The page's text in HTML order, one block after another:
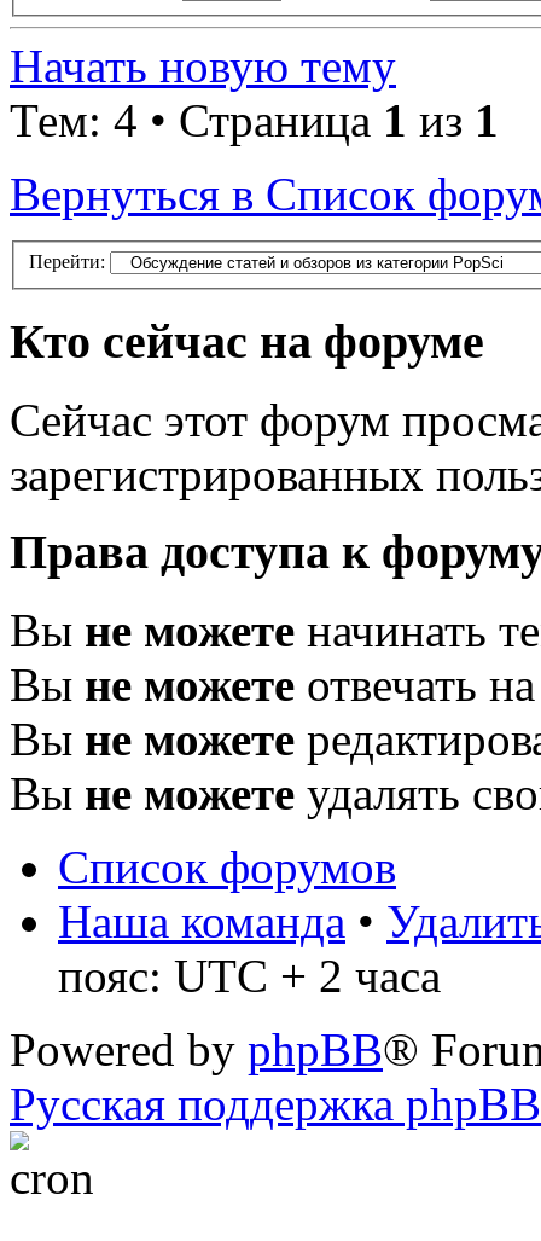
Начать новую тему
Тем: 4 • Страница 1 из 1
Вернуться в Список
Перейти:
Кто сейчас на форуме
Сейчас этот форум
зарегистрированных
Права доступа к
Вы не можете начинать
Вы не можете отвечать
Вы не можете
Вы не можете удалять
Список форумов
Наша команда •
пояс: UTC + 2 часа
Powered by phpBB®
Русская поддержка phpBB